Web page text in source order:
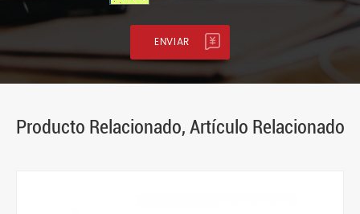
Producto Relacionado, Artículo Relacionado